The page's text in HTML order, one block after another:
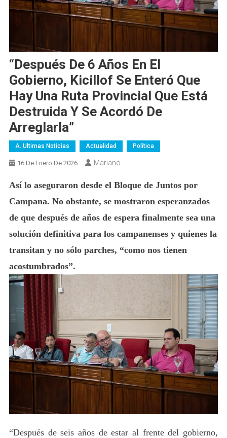
“Después De 6 Años En El
Gobierno, Kicillof Se Enteró Que
Hay Una Ruta Provincial Que Está
Destruida Y Se Acordó De
Arreglarla”
A. Ultimas Noticias Actualidad Política
16 De Enero De 2026 Mariano
Así lo aseguraron desde el Bloque de Juntos por
Campana. No obstante, se mostraron esperanzados
de que después de años de espera finalmente sea una
solución definitiva para los campanenses y quienes la
transitan y no sólo parches, “como nos tienen
acostumbrados”.
“Después de seis años de estar al frente del gobierno,